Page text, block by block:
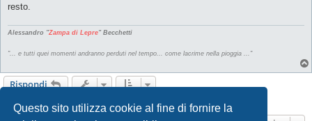
Questo sito utilizza cookie al fine di fornire la
resto.
Alessandro "Zampa di Lepre" Becchetti
"... e tutti quei momenti andranno perduti nel tempo... come lacrime nella pioggia ..."
Rispondi